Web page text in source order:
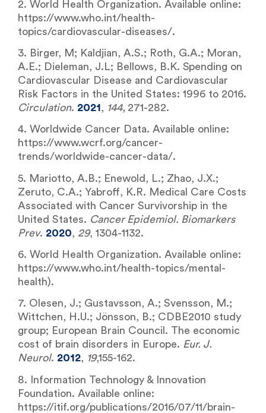
2. World Health Organization. Available online:
https://www.who.int/health-
topics/cardiovascular-diseases/.
3. Birger, M; Kaldjian, A.S.; Roth, G.A.; Moran,
A.E.; Dieleman, J.L; Bellows, B.K. Spending on
Cardiovascular Disease and Cardiovascular
Risk Factors in the United States: 1996 to 2016.
Circulation. 2021, 144, 271-282.
4. Worldwide Cancer Data. Available online:
https://www.wcrf.org/cancer-
trends/worldwide-cancer-data/.
5. Mariotto, A.B.; Enewold, L.; Zhao, J.X.;
Zeruto, C.A.; Yabroff, K.R. Medical Care Costs
Associated with Cancer Survivorship in the
United States. Cancer Epidemiol. Biomarkers
Prev. 2020, 29, 1304-1132.
6. World Health Organization. Available online:
https://www.who.int/health-topics/mental-
health).
7. Olesen, J.; Gustavsson, A.; Svensson, M.;
Wittchen, H.U.; Jönsson, B.; CDBE2010 study
group; European Brain Council. The economic
cost of brain disorders in Europe. Eur. J.
Neurol. 2012, 19,155-162.
8. Information Technology & Innovation
Foundation. Available online:
https://itif.org/publications/2016/07/11/brain-